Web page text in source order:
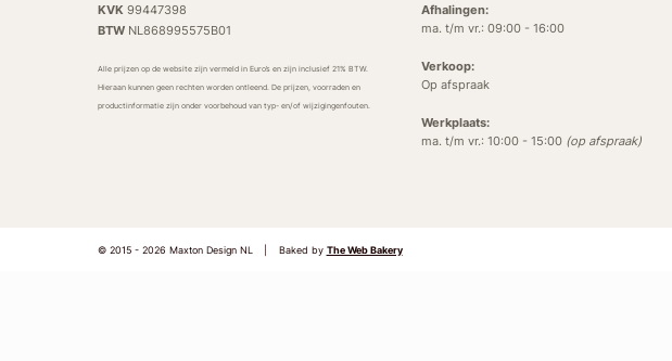
KVK 99447398
BTWNL868995575B01
Alle prijzen op de website zijn vermeld in Euro’s en zijn inclusief 21% BTW.
Hieraan kunnen geen rechten worden ontleend. De prijzen, voorraden en
productinformatie zijn onder voorbehoud van typ- en/of wijzigingenfouten.
Afhalingen:
ma. t/m vr.: 09:00 - 16:00
Verkoop:
Op afspraak
Werkplaats:
ma. t/m vr.: 10:00 - 15:00 (op afspraak)
© 2015 - 2026 Maxton Design NL Baked by The Web Bakery